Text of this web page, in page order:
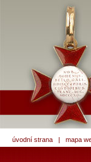
úvodní strana | mapa